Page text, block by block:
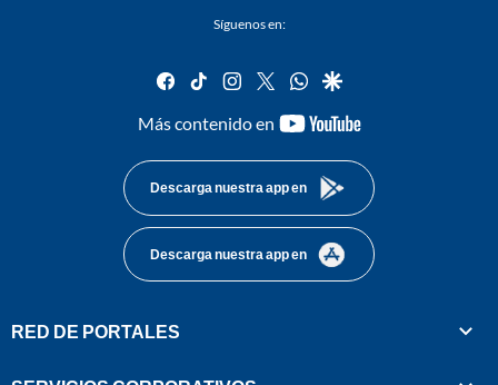
Síguenos en:
facebook
tiktok instagram
twitterwhatsapp
google
Más contenido en
youtube-
Descarga nuestra app en
Descarga nuestra app en
RED DE PORTALES